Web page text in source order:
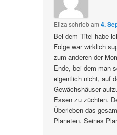
Eliza schriebam4.
Bei dem Titel habe
Folge war wirklich
zum anderen der
Ende, bei dem man
eigentlich nicht, auf
Gewächshäuser
Essen zu züchten.
Überleben das
Planeten. Seines